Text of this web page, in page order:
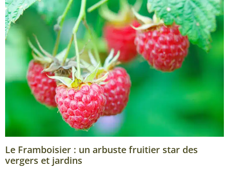
Le Framboisier : un arbuste fruitier star des
vergers et jardins